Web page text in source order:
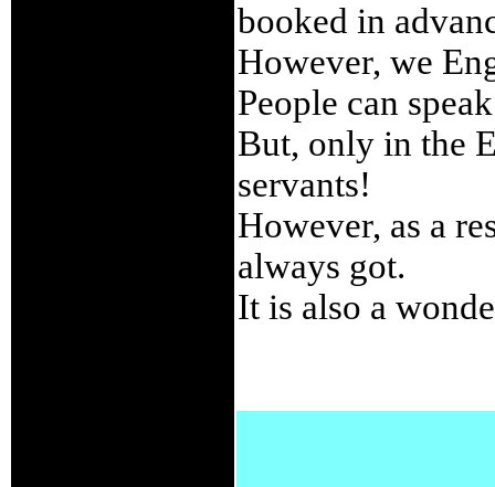
booked in
However, we
People can
But, only in the
servants!
However, as a
always got.
It is also a